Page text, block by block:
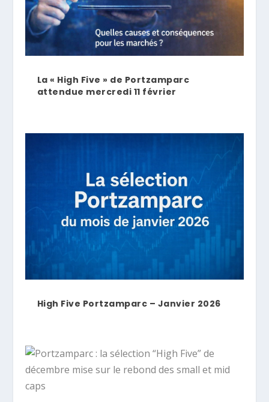
La « High Five » de Portzamparc
attendue mercredi 11 février
High Five Portzamparc – Janvier 2026